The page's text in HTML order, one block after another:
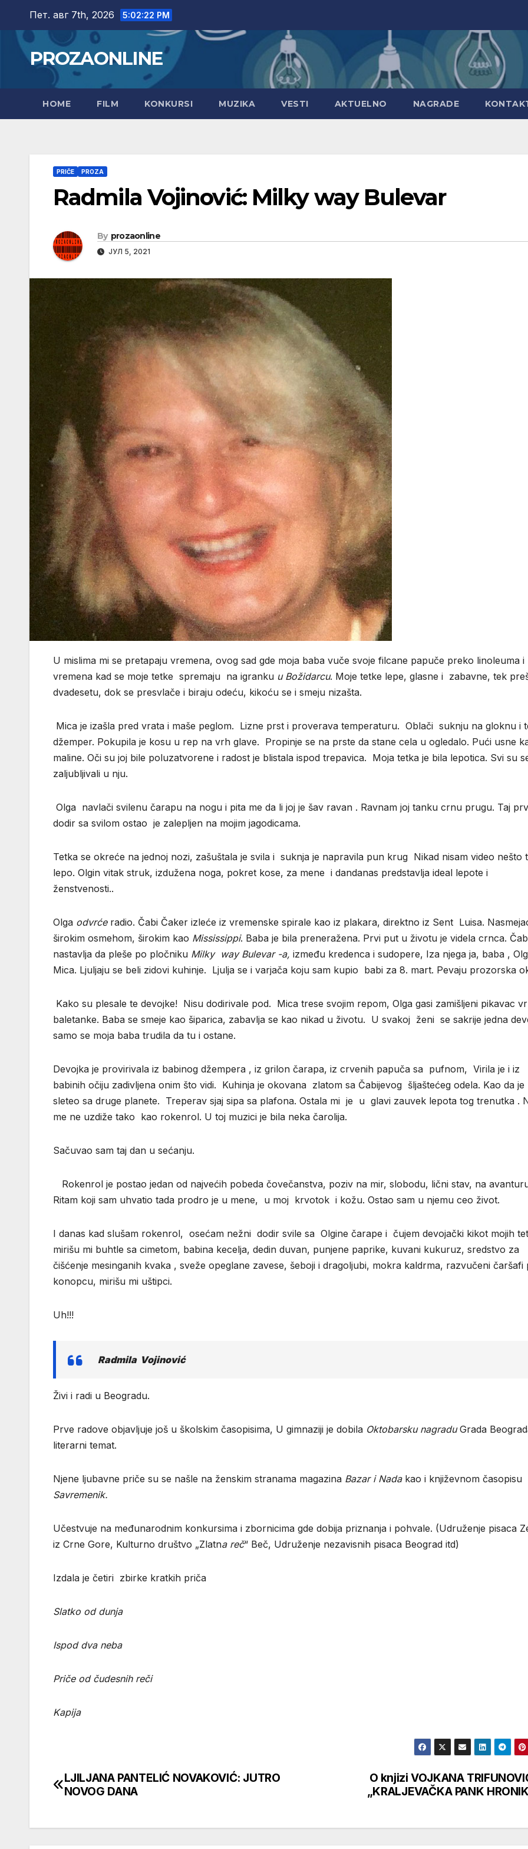
content
Пет. авг 7th, 2026 5:02:24 PM
PROZAONLINE
HOME FILM KONKURSI MUZIKA VESTI AKTUELNO NAGRADE
PRIČE PROZA
Radmila Vojinović: Milky way Bulevar
By prozaonline
ЈУЛ 5, 2021
U mislima mi se pretapaju vremena, ovog sad gde moja baba vuče svoje filcane papuče preko linoleuma i
vremena kad se moje tetke spremaju na igranku u Božidarcu. Moje tetke lepe, glasne i zabavne, tek
dvadesetu, dok se presvlače i biraju odeću, kikoću se i smeju nizašta.
Mica je izašla pred vrata i maše peglom. Lizne prst i proverava temperaturu. Oblači suknju na gloknu i
džemper. Pokupila je kosu u rep na vrh glave. Propinje se na prste da stane cela u ogledalo. Pući usne
maline. Oči su joj bile poluzatvorene i radost je blistala ispod trepavica. Moja tetka je bila lepotica. Svi su
zaljubljivali u nju.
Olga navlači svilenu čarapu na nogu i pita me da li joj je šav ravan . Ravnam joj tanku crnu prugu. Taj
dodir sa svilom ostao je zalepljen na mojim jagodicama.
Tetka se okreće na jednoj nozi, zašuštala je svila i suknja je napravila pun krug Nikad nisam video nešto
lepo. Olgin vitak struk, izdužena noga, pokret kose, za mene i dandanas predstavlja ideal lepote i
ženstvenosti..
Olga odvrćeradio. Čabi Čaker izleće iz vremenske spirale kao iz plakara, direktno iz Sent Luisa.
širokim osmehom, širokim kao Mississippi. Baba je bila preneražena. Prvi put u životu je videla crnca.
nastavlja da pleše po pločniku Milky way Bulevar -a, između kredenca i sudopere, Iza njega ja, baba ,
Mica. Ljuljaju se beli zidovi kuhinje. Ljulja se i varjača koju sam kupio babi za 8. mart. Pevaju prozorska
Kako su plesale te devojke! Nisu dodirivale pod. Mica trese svojim repom, Olga gasi zamišljeni pikavac
baletanke. Baba se smeje kao šiparica, zabavlja se kao nikad u životu. U svakoj ženi se sakrije jedna
samo se moja baba trudila da tu i ostane.
Devojka je provirivala iz babinog džempera , iz grilon čarapa, iz crvenih papuča sa pufnom, Virila je i iz
babinih očiju zadivljena onim što vidi. Kuhinja je okovana zlatom sa Čabijevog šljaštećeg odela. Kao da je
sleteo sa druge planete. Treperav sjaj sipa sa plafona. Ostala mi je u glavi zauvek lepota tog trenutka .
me ne uzdiže tako kao rokenrol. U toj muzici je bila neka čarolija.
Sačuvao sam taj dan u sećanju.
Rokenrol je postao jedan od najvećih pobeda čovečanstva, poziv na mir, slobodu, lični stav, na
Ritam koji sam uhvatio tada prodro je u mene, u moj krvotok i kožu. Ostao sam u njemu ceo život.
I danas kad slušam rokenrol, osećam nežni dodir svile sa Olgine čarape i čujem devojački kikot mojih
mirišu mi buhtle sa cimetom, babina kecelja, dedin duvan, punjene paprike, kuvani kukuruz, sredstvo za
čišćenje mesinganih kvaka , sveže opeglane zavese, šeboji i dragoljubi, mokra kaldrma, razvučeni čaršafi
konopcu, mirišu mi uštipci.
Uh!!!
Radmila Vojinović
Živi i radi u Beogradu.
Prve radove objavljuje još u školskim časopisima, U gimnaziji je dobila Oktobarsku nagraduGrada
literarni temat.
Njene ljubavne priče su se našle na ženskim stranama magazina Bazar i Nadakao i književnom časopisu
Savremenik.
Učestvuje na međunarodnim konkursima i zbornicima gde dobija priznanja i pohvale. (Udruženje pisaca
iz Crne Gore, Kulturno društvo „Zlatna reč“ Beč, Udruženje nezavisnih pisaca Beograd itd)
Izdala je četiri zbirke kratkih priča
Slatko od dunja
Ispod dva neba
Priče od čudesnih reči
Kapija
Кретање
O knjizi VOJKANA
„KRALJEVAČKA PANK
LJILJANA PANTELIĆ NOVAKOVIĆ: JUTRO
NOVOG DANA